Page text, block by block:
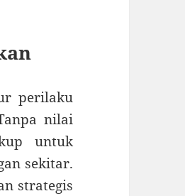
perilaku
nilai
untuk
sekitar.
strategis